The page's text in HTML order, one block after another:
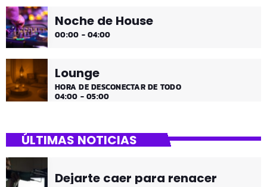
Noche de House
00:00 - 04:00
Lounge
HORA DE DESCONECTAR DE TODO
04:00 - 05:00
ÚLTIMAS NOTICIAS
Dejarte caer para renacer